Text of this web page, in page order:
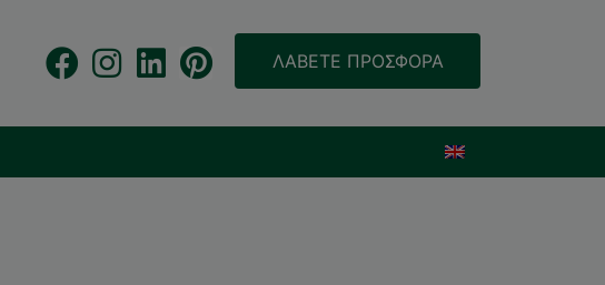
ΛΑΒΕΤΕ ΠΡΟΣΦΟΡΑ